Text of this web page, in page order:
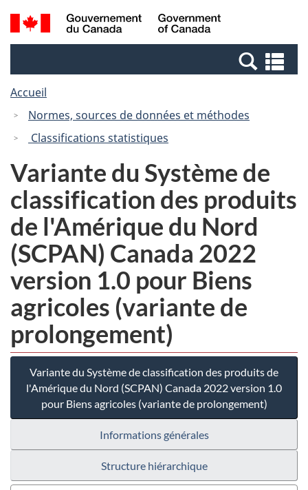
Passer
au
Passer
à
Canada
Recherche
et
et
Accueil
Normes, sources de données et méthodes
Classifications statistiques
Variante du Système de
classification des produits
de l'Amérique du Nord
(SCPAN) Canada 2022
version 1.0 pour Biens
agricoles (variante de
prolongement)
Variante du Système de classification des produits de
l'Amérique du Nord (SCPAN) Canada 2022 version 1.0
pour Biens agricoles (variante de prolongement)
Informations générales
Structure hiérarchique